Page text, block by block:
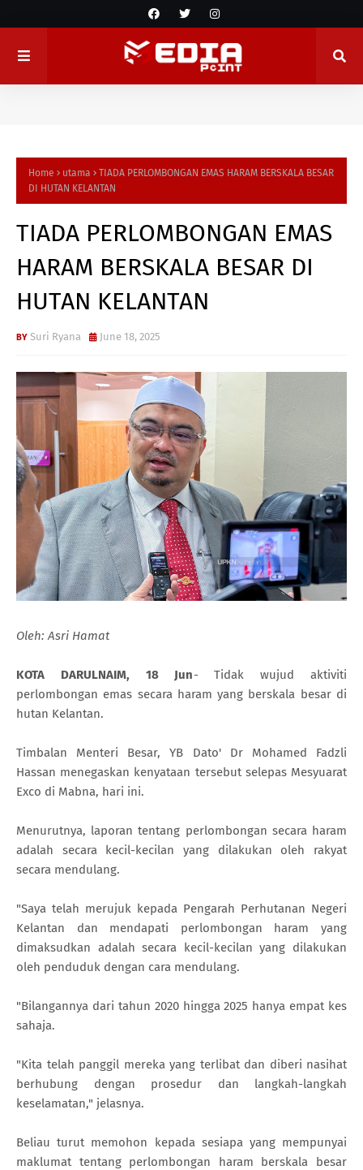
Home utama
TIADA PERLOMBONGAN EMAS HARAM BERSKALA BESAR
DI HUTAN KELANTAN
TIADA PERLOMBONGAN EMAS
HARAM BERSKALA BESAR DI
HUTAN KELANTAN
Suri Ryana June 18, 2025
Oleh: Asri Hamat
KOTA DARULNAIM, 18 Jun- Tidak wujud aktiviti
perlombongan emas secara haram yang berskala besar di
hutan Kelantan.
Timbalan Menteri Besar, YB Dato' Dr Mohamed Fadzli
Hassan menegaskan kenyataan tersebut selepas Mesyuarat
Exco di Mabna, hari ini.
Menurutnya, laporan tentang perlombongan secara haram
adalah secara kecil-kecilan yang dilakukan oleh rakyat
secara mendulang.
"Saya telah merujuk kepada Pengarah Perhutanan Negeri
Kelantan dan mendapati perlombongan haram yang
dimaksudkan adalah secara kecil-kecilan yang dilakukan
oleh penduduk dengan cara mendulang.
"Bilangannya dari tahun 2020 hingga 2025 hanya empat kes
sahaja.
"Kita telah panggil mereka yang terlibat dan diberi nasihat
berhubung dengan prosedur dan langkah-langkah
keselamatan," jelasnya.
Beliau turut memohon kepada sesiapa yang mempunyai
maklumat tentang perlombongan haram berskala besar